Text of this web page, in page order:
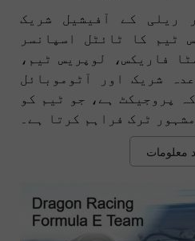
ریلی کے آفیشیل شریک
ٹیم کا ٹائٹل اسپانسر
فاریکس، لوپریس ٹیم،
شریک اور آٹوموبائل
پروجیکٹ ہے، جو ٹیم کو
مشہور ٹرک فراہم کرتا ہے۔
معلومات